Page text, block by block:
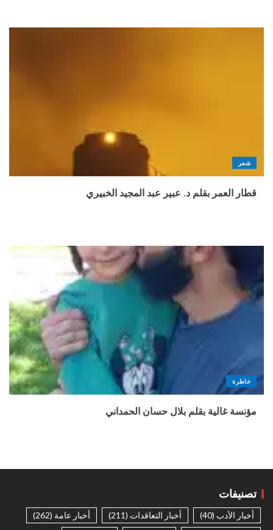
شعر
قطار العمر بقلم د. عبير عبد المجيد الخبيري
خاطرة
مؤنسة غالية بقلم بلال حسان الحمداني
تصنيفات
أخبار الأدب (40) أخبار التعاقدات (211) أخبار عامة (262)